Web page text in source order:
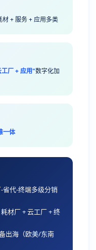
材 + 服务 + 应用多类
厂 + 应用"数字化加
一体
省代-终端多级分销
材厂 + 云工厂 + 终
出海（欧美/东南